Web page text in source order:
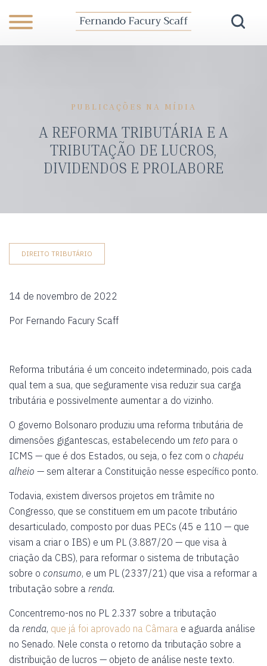
PUBLICAÇÕES NA MÍDIA
A REFORMA TRIBUTÁRIA E A
TRIBUTAÇÃO DE LUCROS,
DIVIDENDOS E PROLABORE
DIREITO TRIBUTÁRIO
14 de novembro de 2022
Por Fernando Facury Scaff
Reforma tributária é um conceito indeterminado, pois cada
qual tem a sua, que seguramente visa reduzir sua carga
tributária e possivelmente aumentar a do vizinho.
O governo Bolsonaro produziu uma reforma tributária de
dimensões gigantescas, estabelecendo um teto para o
ICMS — que é dos Estados, ou seja, o fez com o chapéu
alheio — sem alterar a Constituição nesse específico ponto.
Todavia, existem diversos projetos em trâmite no
Congresso, que se constituem em um pacote tributário
desarticulado, composto por duas PECs (45 e 110 — que
visam a criar o IBS) e um PL (3.887/20 — que visa à
criação da CBS), para reformar o sistema de tributação
sobre o consumo, e um PL (2337/21) que visa a reformar a
tributação sobre a renda.
Concentremo-nos no PL 2.337 sobre a tributação
da renda, que já foi aprovado na Câmara e aguarda análise
no Senado. Nele consta o retorno da tributação sobre a
distribuição de lucros — objeto de análise neste texto.